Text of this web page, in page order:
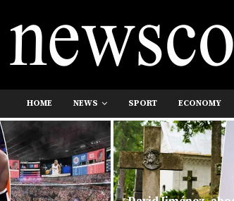
HOME NEWS SPORT ECONOMY